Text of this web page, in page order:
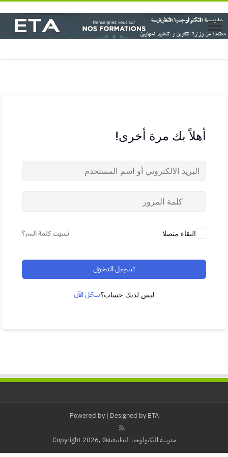
أهلاً بك مرة أخرى!
البقاء متصلا نسيت كلمة السر؟
تسجيل الدخول
ليس لديك حساب؟سجّل الآن
Powered by | Designed by ETA
مدرسة التكنولوجيا التطبيقية© ,Copyright 2026